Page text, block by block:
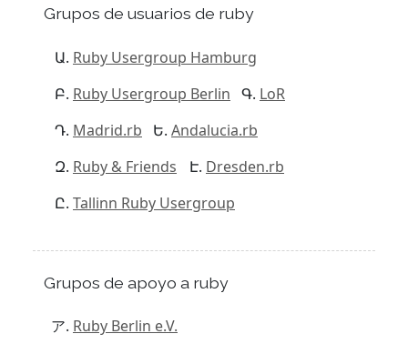
Grupos de usuarios de ruby
Ruby Usergroup Hamburg
Ruby Usergroup Berlin
LoR
Madrid.rb
Andalucia.rb
Ruby & Friends
Dresden.rb
Tallinn Ruby Usergroup
Grupos de apoyo a ruby
Ruby Berlin e.V.